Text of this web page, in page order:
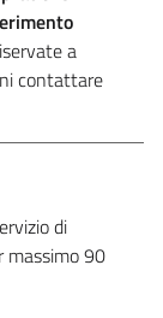
a
contattare
di
massimo 90